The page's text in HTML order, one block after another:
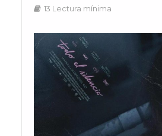
13 Lectura mínima